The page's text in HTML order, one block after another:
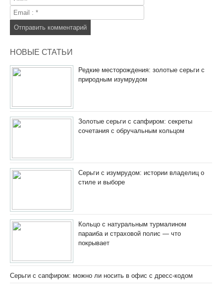
НОВЫЕ СТАТЬИ
Редкие месторождения: золотые серьги с
природным изумрудом
Золотые серьги с сапфиром: секреты
сочетания с обручальным кольцом
Серьги с изумрудом: истории владелиц о
стиле и выборе
Кольцо с натуральным турмалином
параиба и страховой полис — что
покрывает
Серьги с сапфиром: можно ли носить в офис с дресс-кодом